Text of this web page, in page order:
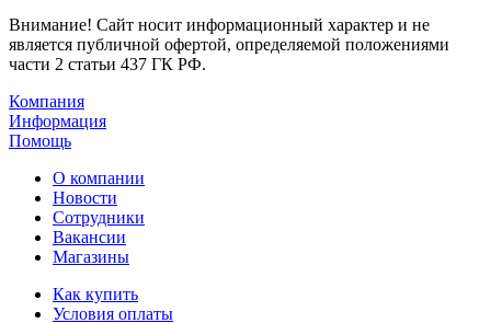
Внимание! Сайт носит информационный характер и не
является публичной офертой, определяемой положениями
части 2 статьи 437 ГК РФ.
Компания
Информация
Помощь
О компании
Новости
Сотрудники
Вакансии
Магазины
Как купить
Условия оплаты